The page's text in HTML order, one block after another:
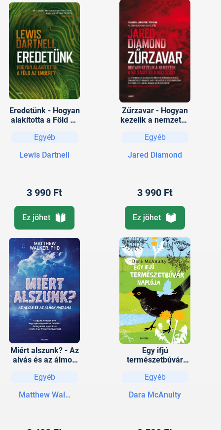
Eredetünk - Hogyan
alakította a Föld az
Egyéb
Lewis Dartnell
3 990 Ft
Ez jöhet
Zűrzavar - Hogyan
kezelik a nemzetek
változást
Egyéb
Jared Diamond
3 990 Ft
Ez jöhet
Miért alszunk? - Az
alvás és az álmok
Egyéb
Matthew Walker
Egy ifjú
természetbúvár
Egyéb
Dara McAnulty